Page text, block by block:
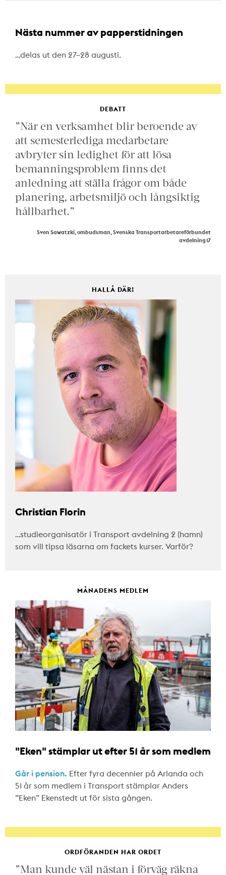
Nästa nummer av papperstidningen
…delas ut den 27–28 augusti.
DEBATT
”När en verksamhet blir beroende av
att semesterlediga medarbetare
avbryter sin ledighet för att lösa
bemanningsproblem finns det
anledning att ställa frågor om både
planering, arbetsmiljö och långsiktig
hållbarhet.”
Sven Sawatzki, ombudsman, Svenska Transportarbetareförbundet
avdelning 17
HALLÅ DÄR!
Christian Florin
…studieorganisatör i Transport avdelning 2 (hamn)
som vill tipsa läsarna om fackets kurser. Varför?
MÅNADENS MEDLEM
"Eken" stämplar ut efter 51 år som medlem
Går i pension. Efter fyra decennier på Arlanda och
51 år som medlem i Transport stämplar Anders
”Eken” Ekenstedt ut för sista gången.
ORDFÖRANDEN HAR ORDET
”Man kunde väl nästan i förväg räkna